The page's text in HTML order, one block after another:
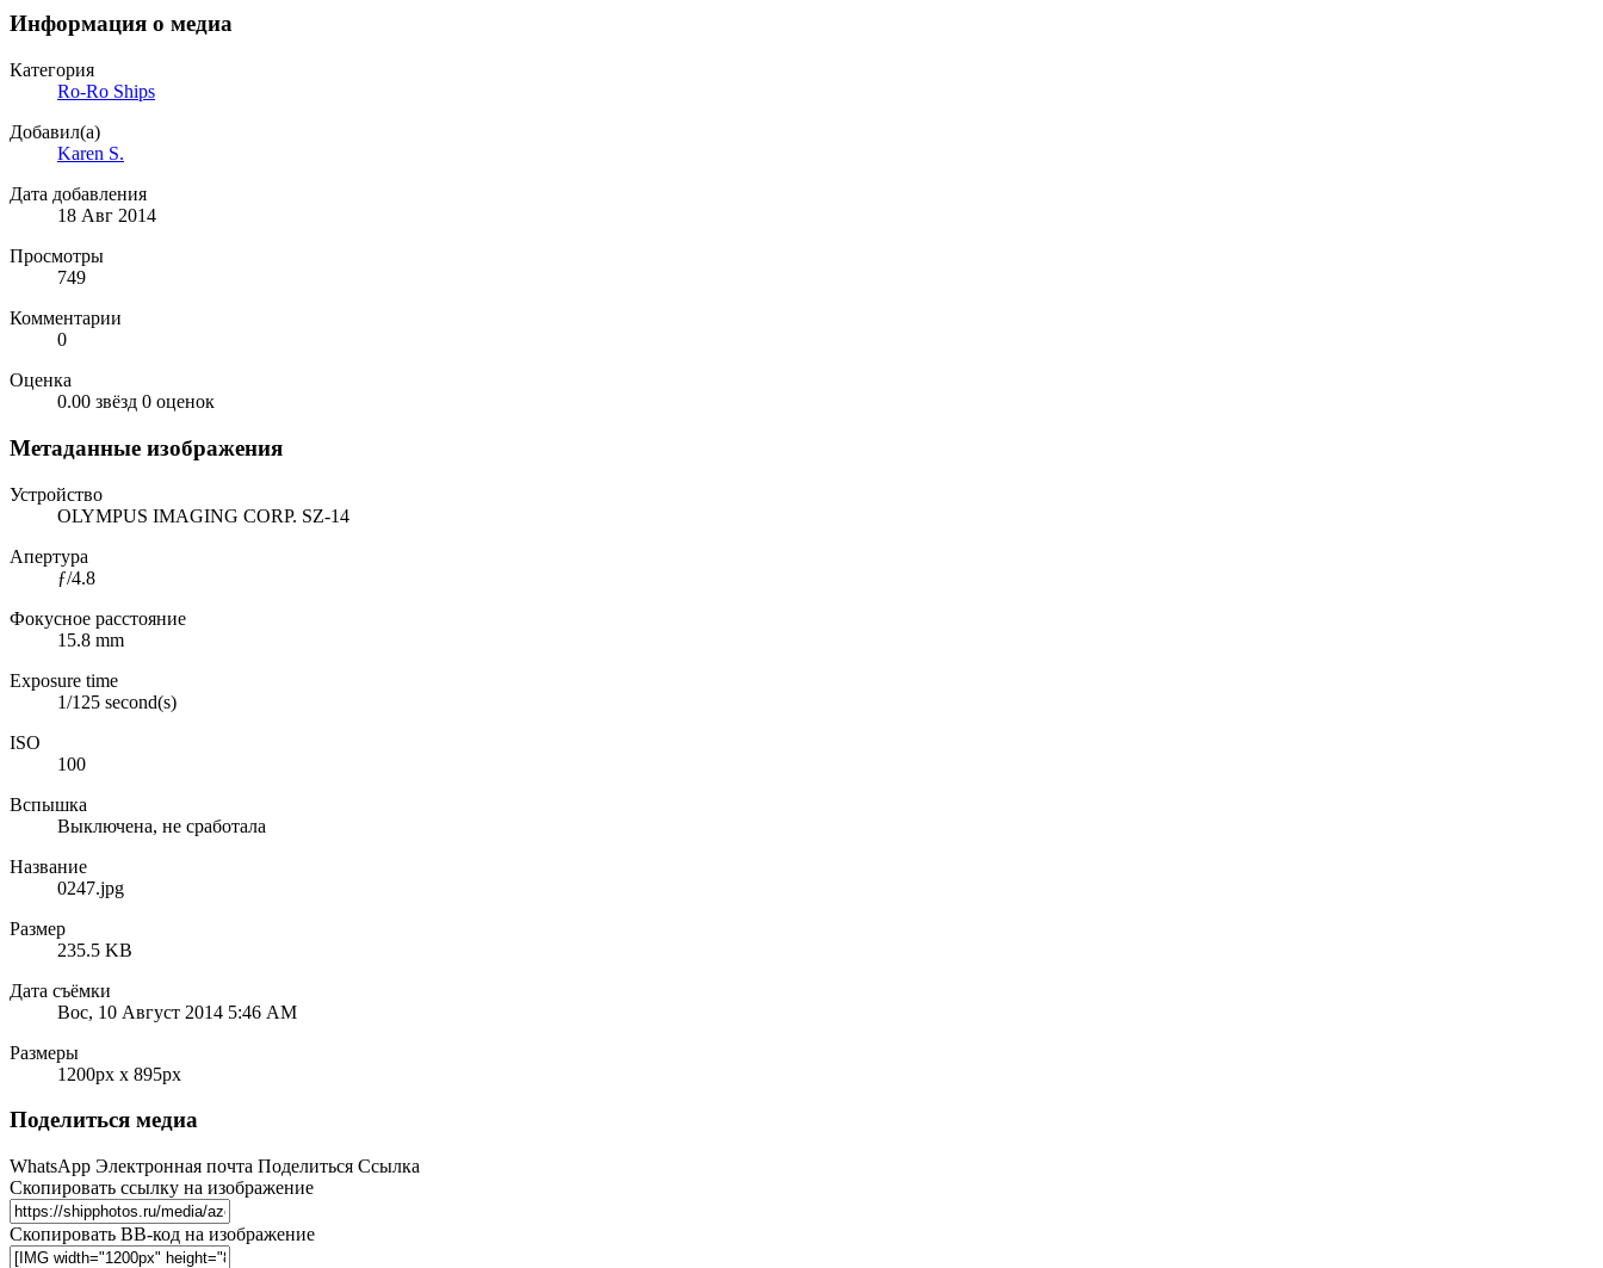
Информация о медиа
Категория
Ro-Ro Ships
Добавил(а)
Karen S.
Дата добавления
18 Авг 2014
Просмотры
749
Комментарии
0
Оценка
0.00 звёзд 0 оценок
Метаданные изображения
Устройство
OLYMPUS IMAGING CORP. SZ-14
Апертура
ƒ/4.8
Фокусное расстояние
15.8 mm
Exposure time
1/125 second(s)
ISO
100
Вспышка
Выключена, не сработала
Название
0247.jpg
Размер
235.5 KB
Дата съёмки
Вос, 10 Август 2014 5:46 AM
Размеры
1200px x 895px
Поделиться медиа
WhatsApp Электронная почта Поделиться Ссылка
Скопировать ссылку на изображение
Скопировать BB-код на изображение